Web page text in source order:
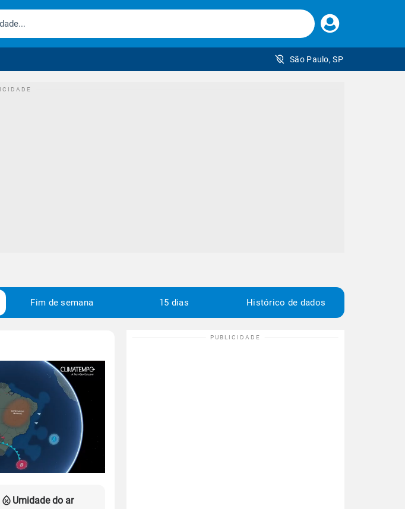
Faça
seu
São Paulo, SP
Fim de semana 15 dias Histórico de dados
Umidade do ar